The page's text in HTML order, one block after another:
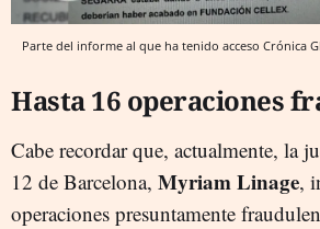
Parte del informe al que ha tenido acceso Crónica
Hasta 16 operaciones
Cabe recordar que, actualmente, la
12 de Barcelona, Myriam Linage,
operaciones presuntamente